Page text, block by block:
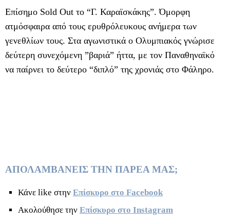
Επίσημο Sold Out το “Γ. Καραϊσκάκης”. Όμορφη
ατμόσφαιρα από τους ερυθρόλευκους ανήμερα των
γενεθλίων τους. Στα αγωνιστικά ο Ολυμπιακός γνώρισε
δεύτερη συνεχόμενη ”βαριά” ήττα, με τον Παναθηναϊκό
να παίρνει το δεύτερο “διπλό” της χρονιάς στο Φάληρο.
ΑΠΟΛΑΜΒΑΝΕΙΣ ΤΗΝ ΠΑΡΕΑ ΜΑΣ;
Κάνε like στην Επίσκυρο στο Facebook
Ακολούθησε την Επίσκυρο στο Instagram